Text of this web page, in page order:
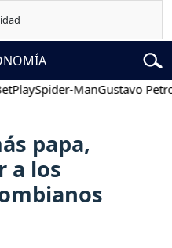
Spider-ManGustavo Petro
papa,
a los